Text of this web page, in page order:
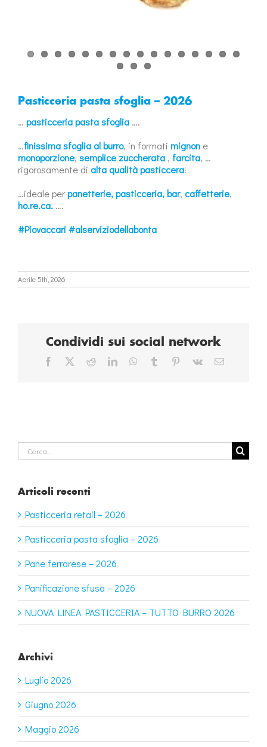
Pasticceria pasta sfoglia – 2026
… pasticceria pasta sfoglia ….
…finissima sfoglia al burro, in formati mignon e
monoporzione, semplice zuccherata , farcita, …
rigorosamente di alta qualità pasticcera!
…ideale perpanetterie, pasticceria, bar, caffetterie,
ho.re.ca. ….
#Piovaccari #alserviziodellabonta
Aprile 5th, 2026
Condividi sui social network
Facebook RedditLinkedInWhatsApp
Tumblr Pinterest
Vk Email
Cerca
per:
Articoli recenti
Pasticceria retail – 2026
Pasticceria pasta sfoglia – 2026
Pane ferrarese – 2026
Panificazione sfusa – 2026
NUOVA LINEA PASTICCERIA – TUTTO BURRO 2026
Archivi
Luglio 2026
Giugno 2026
Maggio 2026